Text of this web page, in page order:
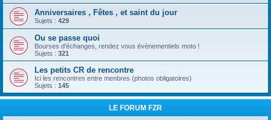
Anniversaires , Fêtes , et saint du jour
Sujets : 429
Ou se passe quoi
Bourses d'échanges, rendez vous évènementiels moto !
Sujets : 321
Les petits CR de rencontre
Ici les rencontres entre menbres (photos obligatoires)
Sujets : 145
LE FORUM FZR